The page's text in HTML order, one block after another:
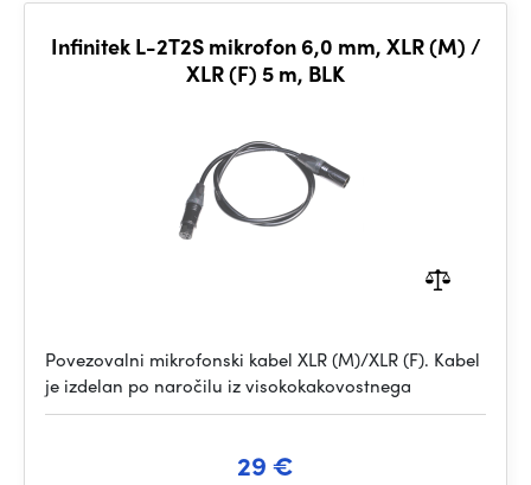
Infinitek L-2T2S mikrofon 6,0 mm, XLR (M) /
XLR (F) 5 m, BLK
Povezovalni mikrofonski kabel XLR (M)/XLR (F). Kabel
je izdelan po naročilu iz visokokakovostnega
29 €